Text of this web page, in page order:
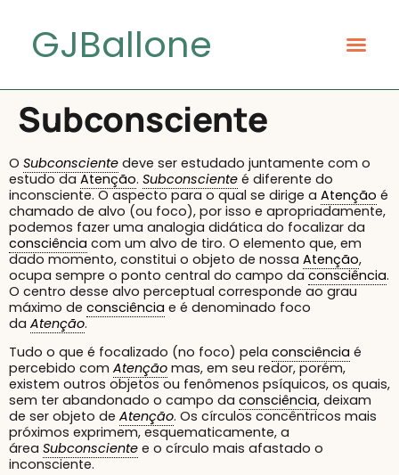
GJBallone
Subconsciente
O Subconsciente deve ser estudado juntamente com o
estudo da Atenção. Subconsciente é diferente do
inconsciente. O aspecto para o qual se dirige a Atenção é
chamado de alvo (ou foco), por isso e apropriadamente,
podemos fazer uma analogia didática do focalizar da
consciência com um alvo de tiro. O elemento que, em
dado momento, constitui o objeto de nossa Atenção,
ocupa sempre o ponto central do campo da consciência.
O centro desse alvo perceptual corresponde ao grau
máximo de consciência e é denominado foco
da Atenção.
Tudo o que é focalizado (no foco) pela consciência é
percebido com Atenção mas, em seu redor, porém,
existem outros objetos ou fenômenos psíquicos, os quais,
sem ter abandonado o campo da consciência, deixam
de ser objeto de Atenção. Os círculos concêntricos mais
próximos exprimem, esquematicamente, a
área Subconsciente e o círculo mais afastado o
inconsciente.